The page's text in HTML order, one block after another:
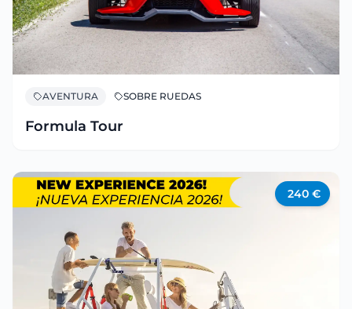
AVENTURA SOBRE RUEDAS
Formula Tour
240 €